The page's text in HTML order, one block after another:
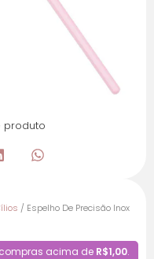
produto
/ Espelho De Precisão Inox
acima de R$1,00.